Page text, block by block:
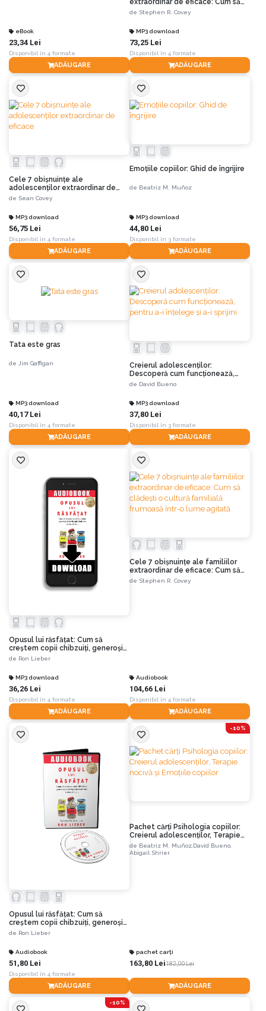
eBook
23,34 Lei
Disponibil în 4 formate
ADĂUGARE
extraordinar de eficace: Cum să
clădești o cultură familială
de Stephen R. Covey
MP3 download
73,25 Lei
Disponibil în 4 formate
ADĂUGARE
Cele 7 obişnuinţe ale
adolescenţilor extraordinar de
eficace
de Sean Covey
MP3 download
56,75 Lei
Disponibil în 4 formate
ADĂUGARE
Emoțiile copiilor: Ghid de îngrijire
de Beatriz M. Muñoz
MP3 download
44,80 Lei
Disponibil în 3 formate
ADĂUGARE
Tata este gras
de Jim Gaffigan
MP3 download
40,17 Lei
Disponibil în 4 formate
ADĂUGARE
Creierul adolescenților:
Descoperă cum funcționează,
pentru a-i înțelege și a-i sprijini
de David Bueno
MP3 download
37,80 Lei
Disponibil în 3 formate
ADĂUGARE
Opusul lui răsfățat: Cum să
creștem copii chibzuiți, generoși
și inteligenți când vine vorba de
de Ron Lieber
MP3 download
36,26 Lei
Disponibil în 4 formate
ADĂUGARE
Cele 7 obișnuințe ale familiilor
extraordinar de eficace: Cum să
clădești o cultură familială
de Stephen R. Covey
Audiobook
104,66 Lei
Disponibil în 4 formate
ADĂUGARE
Opusul lui răsfățat: Cum să
creștem copii chibzuiți, generoși
și inteligenți când vine vorba de
de Ron Lieber
Audiobook
51,80 Lei
Disponibil în 4 formate
ADĂUGARE
-10%
Pachet cărți Psihologia copiilor:
Creierul adolescenților, Terapie
nocivă și Emoțiile copiilor
de Beatriz M. Muñoz, David Bueno,
Abigail Shrier
pachet carți
163,80 Lei182,00 Lei
ADĂUGARE
-10%